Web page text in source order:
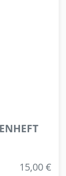
15,00 €